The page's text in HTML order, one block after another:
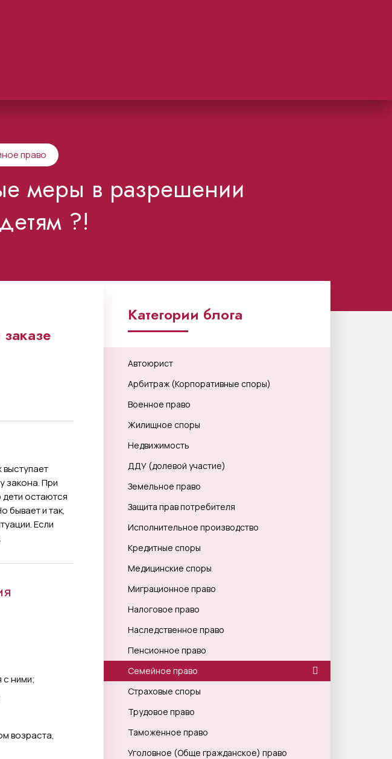
право
меры в разрешении
?!
закона. При
остаются
бывает и так,
Если
с ними;
возраста,
Категории блога
Автоюрист
Арбитраж (Корпоративные споры)
Военное право
Жилищное споры
Недвижимость
ДДУ (долевой участие)
Земельное право
Защита прав потребителя
Исполнительное производство
Кредитные споры
Медицинские споры
Миграционное право
Налоговое право
Наследственное право
Пенсионное право
Семейное право
Страховые споры
Трудовое право
Таможенное право
Уголовное (Обще гражданское) право